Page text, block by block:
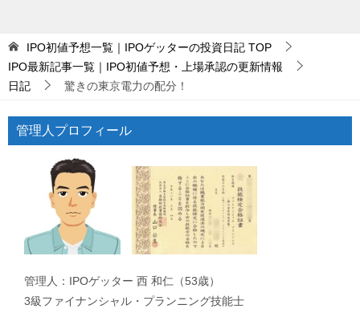
IPO初値予想一覧｜IPOゲッターの投資日記 TOP
IPO最新記事一覧｜IPO初値予想・上場承認の更新情報
日記
驚きの東京電力の配分！
管理人プロフィール
管理人：IPOゲッター 西 和仁（53歳）
3級ファイナンシャル・プランニング技能士